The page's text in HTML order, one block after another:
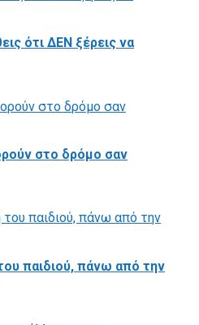
ότι ΔΕΝ ξέρεις να
στο δρόμο σαν
παιδιού, πάνω από την